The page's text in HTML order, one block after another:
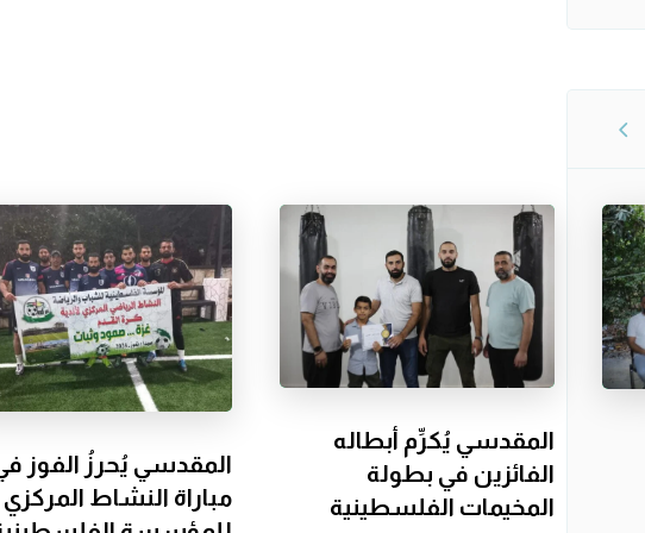
المقدسي يُكرِّم أبطاله
الفائزين في بطولة
المخيمات الفلسطينية
المقدسي يُحرزُ الفوز
مباراة النشاط المركزي